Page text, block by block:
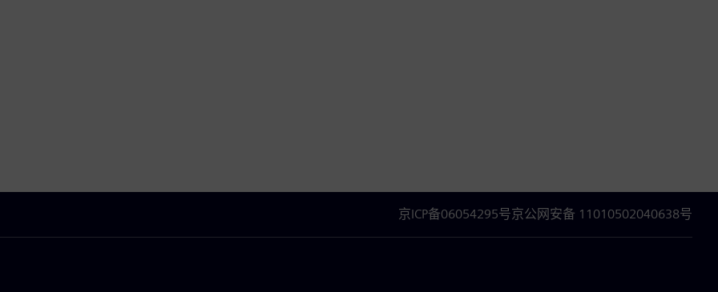
京ICP备06054295号京公网安备 11010502040638号